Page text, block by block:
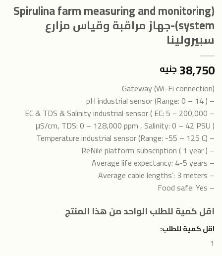
(Spirulina farm measuring and monitoring
system)-جهاز مراقبة وقياس مزارع
سبيرولينا
38,750 جنيه
Gateway (Wi-Fi connection)
– pH industrial sensor (Range: 0 – 14 )
– EC & TDS & Salinity industrial sensor ( EC: 5 − 200,000
μS/cm, TDS: 0 – 128,000 ppm , Salinity: 0 – 42 PSU )
– Temperature industrial sensor (Range: -55 – 125 C)
– ReNile platform subscription ( 1 year )
– Average life expectancy: 4-5 years
– Average cable lengths’: 3 meters
– Food safe: Yes
اقل كمية للطلب الواحد من هذا المنتج
اقل كمية للطلب:
1